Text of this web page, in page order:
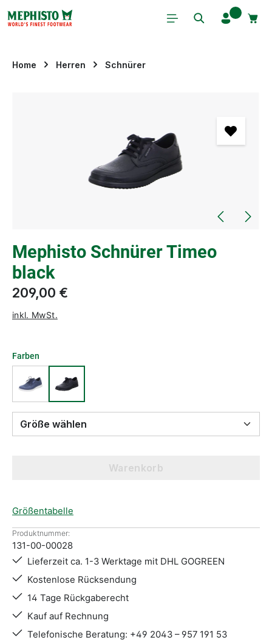
Zum Hauptinhalt springen
Home Herren Schnürer
Mephisto Schnürer Timeo
black
209,00 €
inkl. MwSt.
Farben
Größe wählen
Warenkorb
Größentabelle
Produktnummer:
131-00-00028
Lieferzeit ca. 1-3 Werktage mit DHL GOGREEN
Kostenlose Rücksendung
14 Tage Rückgaberecht
Kauf auf Rechnung
Telefonische Beratung: +49 2043 – 957 191 53